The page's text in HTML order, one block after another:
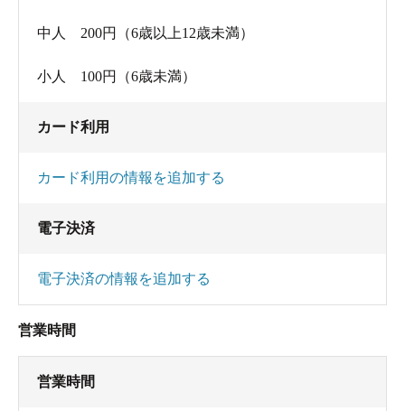
中人 200円（6歳以上12歳未満）
小人 100円（6歳未満）
カード利用
カード利用の情報を追加する
電子決済
電子決済の情報を追加する
営業時間
営業時間